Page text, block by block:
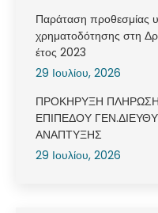
Παράταση προθεσμίας
χρηματοδότησης στη
έτος 2023
29 Ιουλίου, 2026
ΠΡΟΚΗΡΥΞΗ
ΕΠΙΠΕΔΟΥ
ΑΝΑΠΤΥΞΗΣ
29 Ιουλίου, 2026